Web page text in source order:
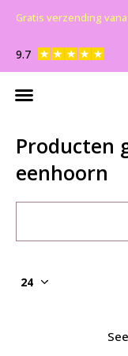
9.7
Gratis verzending
Producten
eenhoorn